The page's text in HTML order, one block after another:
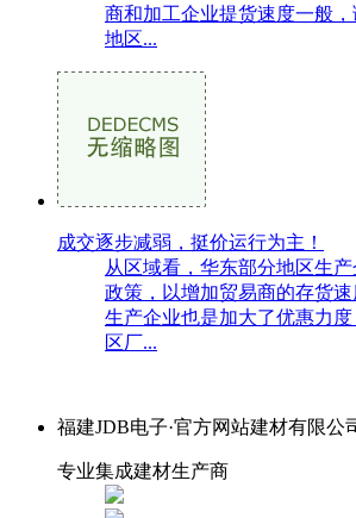
商和加工企业提货速度一般
地区...
成交逐步减弱，挺价运行为主！
从区域看，华东部分地区生
政策，以增加贸易商的存货
生产企业也是加大了优惠力
区厂...
福建JDB电子·官方网站建材有限公
专业集成建材生产商